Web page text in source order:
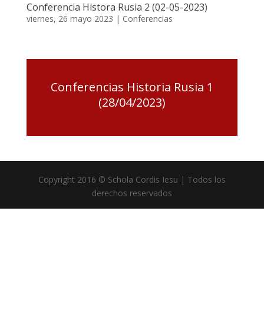
Conferencia Histora Rusia 2 (02-05-2023)
viernes, 26 mayo 2023 | Conferencias
Conferencias Historia Rusia 1
(28/04/2023)
Copyright 2016 © Schola Cordis Iesu | Todos los
derechos reservados